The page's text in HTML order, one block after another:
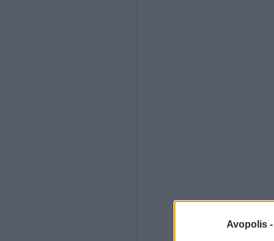
Avopolis -